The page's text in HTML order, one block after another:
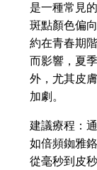
是一種常見
斑點顏色偏
約在青春期
而影響，夏
外，尤其皮
加劇。
建議療程：
如倍頻銣雅
從毫秒到皮